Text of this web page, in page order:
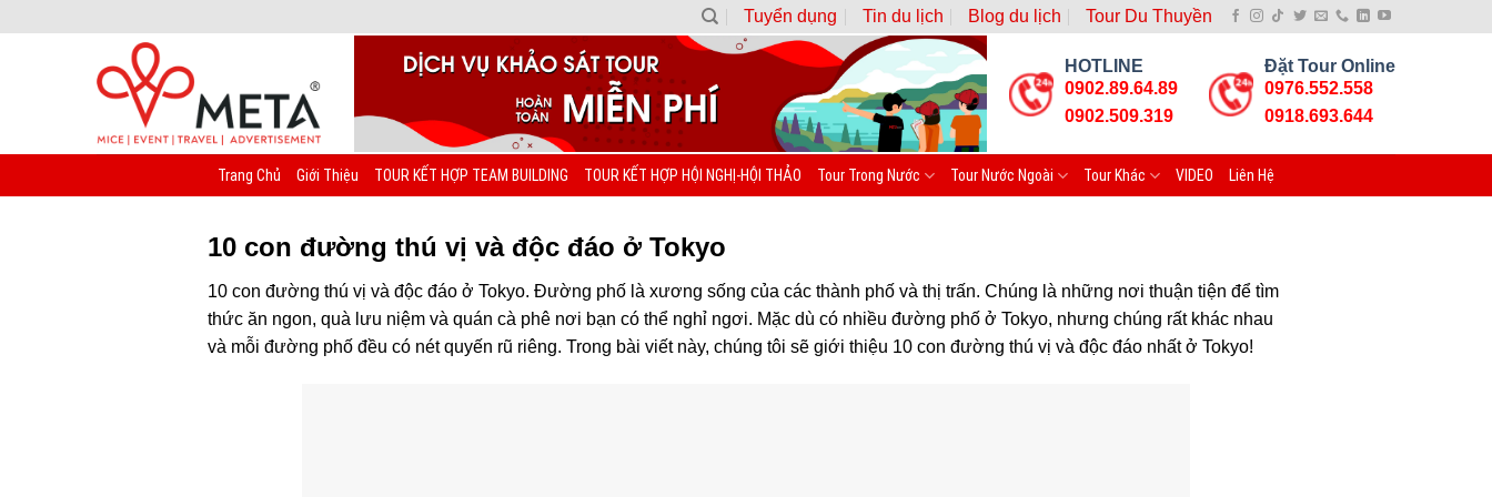
Tuyển dụng Tin du lịch Blog du lịch Tour Du Thuyền
HOTLINE
0902.89.64.89
0902.509.319
Đặt Tour Online
0976.552.558
0918.693.644
Trang Chủ Giới Thiệu TOUR KẾT HỢP TEAM BUILDING TOUR KẾT HỢP HỘI NGHỊ-HỘI THẢO Tour Trong Nước Tour Nước Ngoài Tour Khác VIDEO Liên Hệ
10 con đường thú vị và độc đáo ở Tokyo
10 con đường thú vị và độc đáo ở Tokyo. Đường phố là xương sống của các thành phố và thị trấn. Chúng là những nơi thuận tiện để tìm
thức ăn ngon, quà lưu niệm và quán cà phê nơi bạn có thể nghỉ ngơi. Mặc dù có nhiều đường phố ở Tokyo, nhưng chúng rất khác nhau
và mỗi đường phố đều có nét quyến rũ riêng. Trong bài viết này, chúng tôi sẽ giới thiệu 10 con đường thú vị và độc đáo nhất ở Tokyo!